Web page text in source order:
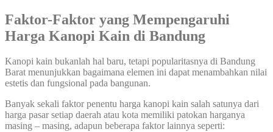
Faktor-Faktor yang Mempengaruhi
Harga Kanopi Kain di Bandung
Kanopi kain bukanlah hal baru, tetapi popularitasnya di Bandung
Barat menunjukkan bagaimana elemen ini dapat menambahkan nilai
estetis dan fungsional pada bangunan.
Banyak sekali faktor penentu harga kanopi kain salah satunya dari
harga pasar setiap daerah atau kota memiliki patokan harganya
masing – masing, adapun beberapa faktor lainnya seperti: